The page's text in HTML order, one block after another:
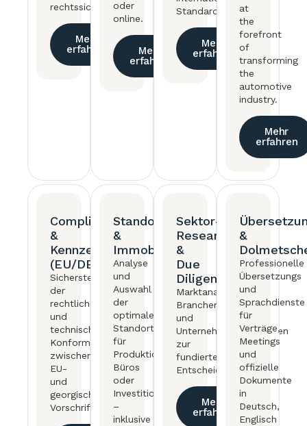
rechtssicher.
Mehr
erfahren
oder
online.
Mehr
erfahren
Standards.
Mehr
erfahren
at
the
forefront
of
transforming
the
automotive
industry.
Mehr
erfahren
Compliance
&
Kennzeichnung
(EU/DE)
Sicherstellung
der
rechtlicher
und
technischer
Konformität
zwischen
EU-
und
georgischen
Vorschriften.
Standort
&
Immobilienwahl
Analyse
und
Auswahl
der
optimalen
Standorte
für
Produktion,
Büros
oder
Investitionsobjekte
–
inklusive
Sektor-
Research
&
Due
Diligence
Marktanalysen,
Branchenstudien
und
Unternehmensprüfungen
zur
fundierten
Entscheidungsfindung.
Mehr
erfahren
&
Professionelle
Übersetzungs
und
Sprachdienste
für
Verträge,
Meetings
und
offizielle
Dokumente
in
Deutsch,
Englisch